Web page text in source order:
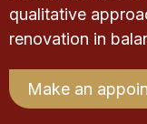
qualitative
renovation in
Make an